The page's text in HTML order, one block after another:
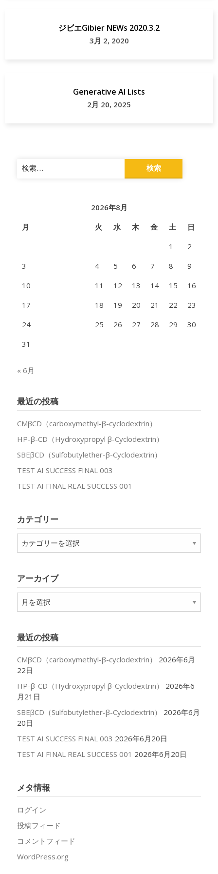
ジビエGibier NEWs 2020.3.2
3月 2, 2020
Generative AI Lists
2月 20, 2025
検
索:
2026年8月
月
火 水 木 金 土
日
1
2
3
4 5 6 7 8
9
10
11 12 13 14 15
16
17
18 19 20 21 22
23
24
25 26 27 28 29
30
31
« 6月
最近の投稿
CMβCD（carboxymethyl-β-cyclodextrin）
HP-β-CD（Hydroxypropyl β-Cyclodextrin）
SBEβCD（Sulfobutylether-β-Cyclodextrin）
TEST AI SUCCESS FINAL 003
TEST AI FINAL REAL SUCCESS 001
カテゴリー
テ
ー
アーカイブ
ア
ー
ブ
最近の投稿
CMβCD（carboxymethyl-β-cyclodextrin）
2026年6月
22日
HP-β-CD（Hydroxypropyl β-Cyclodextrin）
2026年6
月21日
SBEβCD（Sulfobutylether-β-Cyclodextrin）
2026年6月
20日
TEST AI SUCCESS FINAL 003 2026年6月20日
TEST AI FINAL REAL SUCCESS 001 2026年6月20日
メタ情報
ログイン
投稿フィード
コメントフィード
WordPress.org